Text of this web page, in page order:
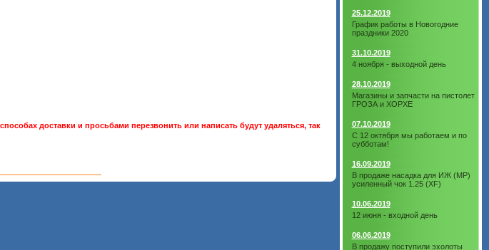
доставки и просьбами перезвонить или написать будут удаляться, так
25.12.2019
График работы в Новогодние
праздники 2020
31.10.2019
4 ноября - выходной день
28.10.2019
Магазины и запчасти на пистолет
ГРОЗА и ХОРХЕ
07.10.2019
С 12 октября мы работаем и по
субботам!
16.09.2019
В продаже насадка для ИЖ (МР)
усиленный чок 1.25 (XF)
10.06.2019
12 июня - входной день
06.06.2019
В продажу поступили эхолоты